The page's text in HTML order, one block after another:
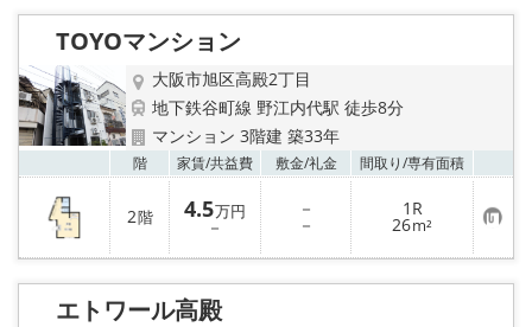
り
TOYOマンション
大阪市旭区高殿2丁目
地下鉄谷町線 野江内代駅 徒歩8分
マンション 3階建 築33年
階 家賃/共益費 敷金/礼金 間取り/専有面積
2階 4.5万円
－
－
－
1R
26m² お
気
に
り
エトワール高殿